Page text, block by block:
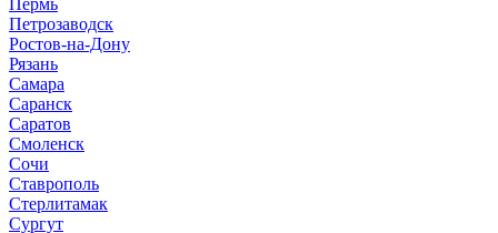
Пермь
Петрозаводск
Ростов-на-Дону
Рязань
Самара
Саранск
Саратов
Смоленск
Сочи
Ставрополь
Стерлитамак
Сургут